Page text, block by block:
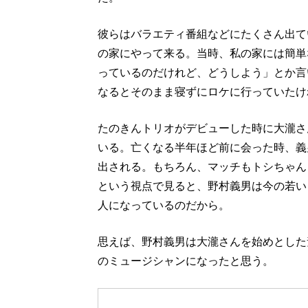
彼らはバラエティ番組などにたくさん出
の家にやって来る。当時、私の家には簡
っているのだけれど、どうしよう」とか
なるとそのまま寝ずにロケに行っていた
たのきんトリオがデビューした時に大瀧
いる。亡くなる半年ほど前に会った時、
出される。もちろん、マッチもトシちゃ
という視点で見ると、野村義男は今の若
人になっているのだから。
思えば、野村義男は大瀧さんを始めとし
のミュージシャンになったと思う。